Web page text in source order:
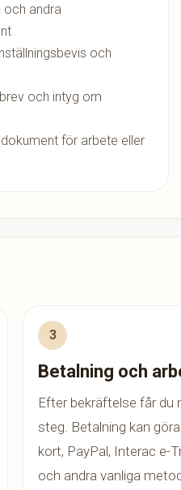
och andra
och
och intyg om
för arbete eller
Betalning och
Efter bekräftelse får du
steg. Betalning kan
kort, PayPal, Interac e-
och andra vanliga